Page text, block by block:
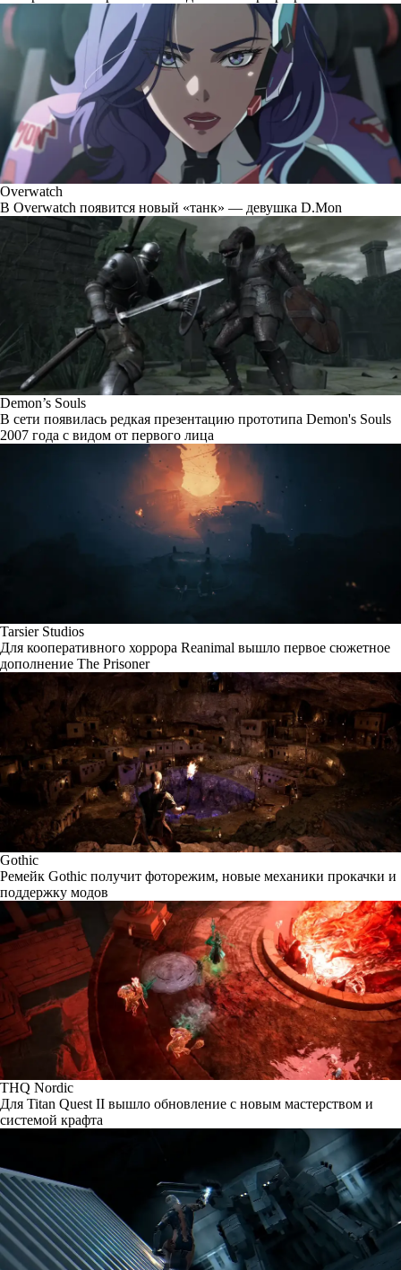
Overwatch
В Overwatch появится новый «танк» — девушка D.Mon
Demon’s Souls
В сети появилась редкая презентацию прототипа Demon's Souls
2007 года с видом от первого лица
Tarsier Studios
Для кооперативного хоррора Reanimal вышло первое сюжетное
дополнение The Prisoner
Gothic
Ремейк Gothic получит фоторежим, новые механики прокачки и
поддержку модов
THQ Nordic
Для Titan Quest II вышло обновление с новым мастерством и
системой крафта